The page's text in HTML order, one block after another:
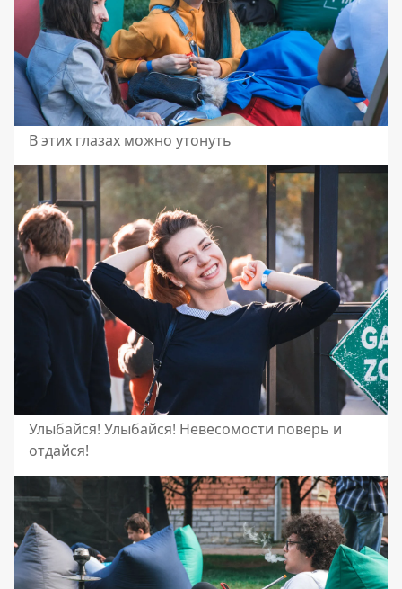
В этих глазах можно утонуть
Улыбайся! Улыбайся! Невесомости поверь и
отдайся!